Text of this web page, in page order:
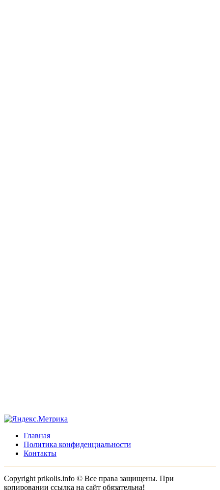
Главная
Политика конфиденциальности
Контакты
Copyright prikolis.info © Все права защищены. При
копировании ссылка на сайт обязательна!